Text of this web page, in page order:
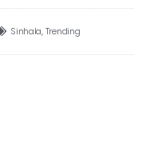
Sinhala,Trending